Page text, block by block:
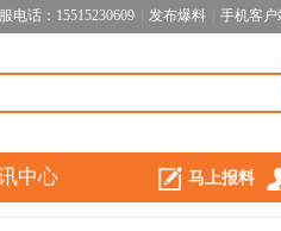
电话：15515230609 发布爆料 手机客户
中心 马上报料